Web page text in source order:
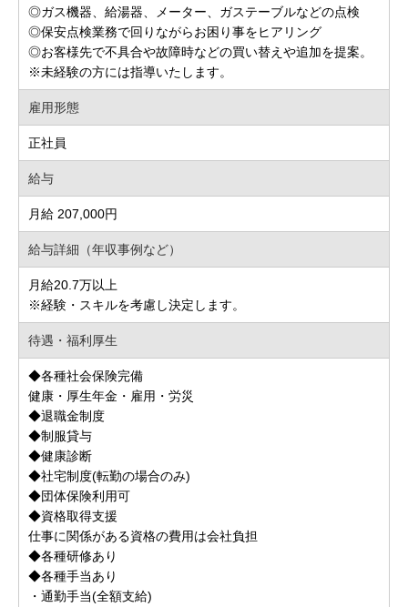
◎ガス機器、給湯器、メーター、ガステーブルなどの点検
◎保安点検業務で回りながらお困り事をヒアリング
◎お客様先で不具合や故障時などの買い替えや追加を提案。
※未経験の方には指導いたします。
雇用形態
正社員
給与
月給 207,000円
給与詳細（年収事例など）
月給20.7万以上
※経験・スキルを考慮し決定します。
待遇・福利厚生
◆各種社会保険完備
健康・厚生年金・雇用・労災
◆退職金制度
◆制服貸与
◆健康診断
◆社宅制度(転勤の場合のみ)
◆団体保険利用可
◆資格取得支援
仕事に関係がある資格の費用は会社負担
◆各種研修あり
◆各種手当あり
・通勤手当(全額支給)